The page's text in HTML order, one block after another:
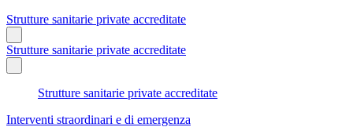
Strutture sanitarie private accreditate
Strutture sanitarie private accreditate
Strutture sanitarie private accreditate
Interventi straordinari e di emergenza